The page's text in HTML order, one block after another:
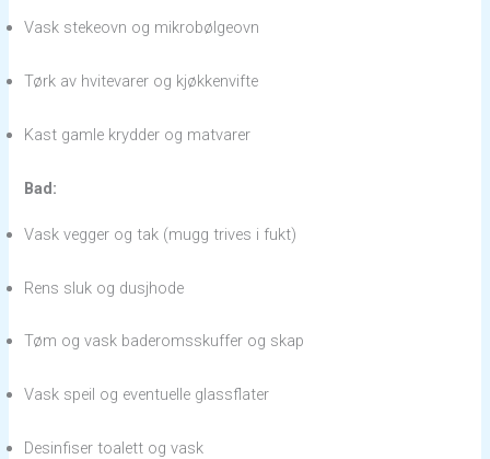
Vask stekeovn og mikrobølgeovn
Tørk av hvitevarer og kjøkkenvifte
Kast gamle krydder og matvarer
Bad:
Vask vegger og tak (mugg trives i fukt)
Rens sluk og dusjhode
Tøm og vask baderomsskuffer og skap
Vask speil og eventuelle glassflater
Desinfiser toalett og vask